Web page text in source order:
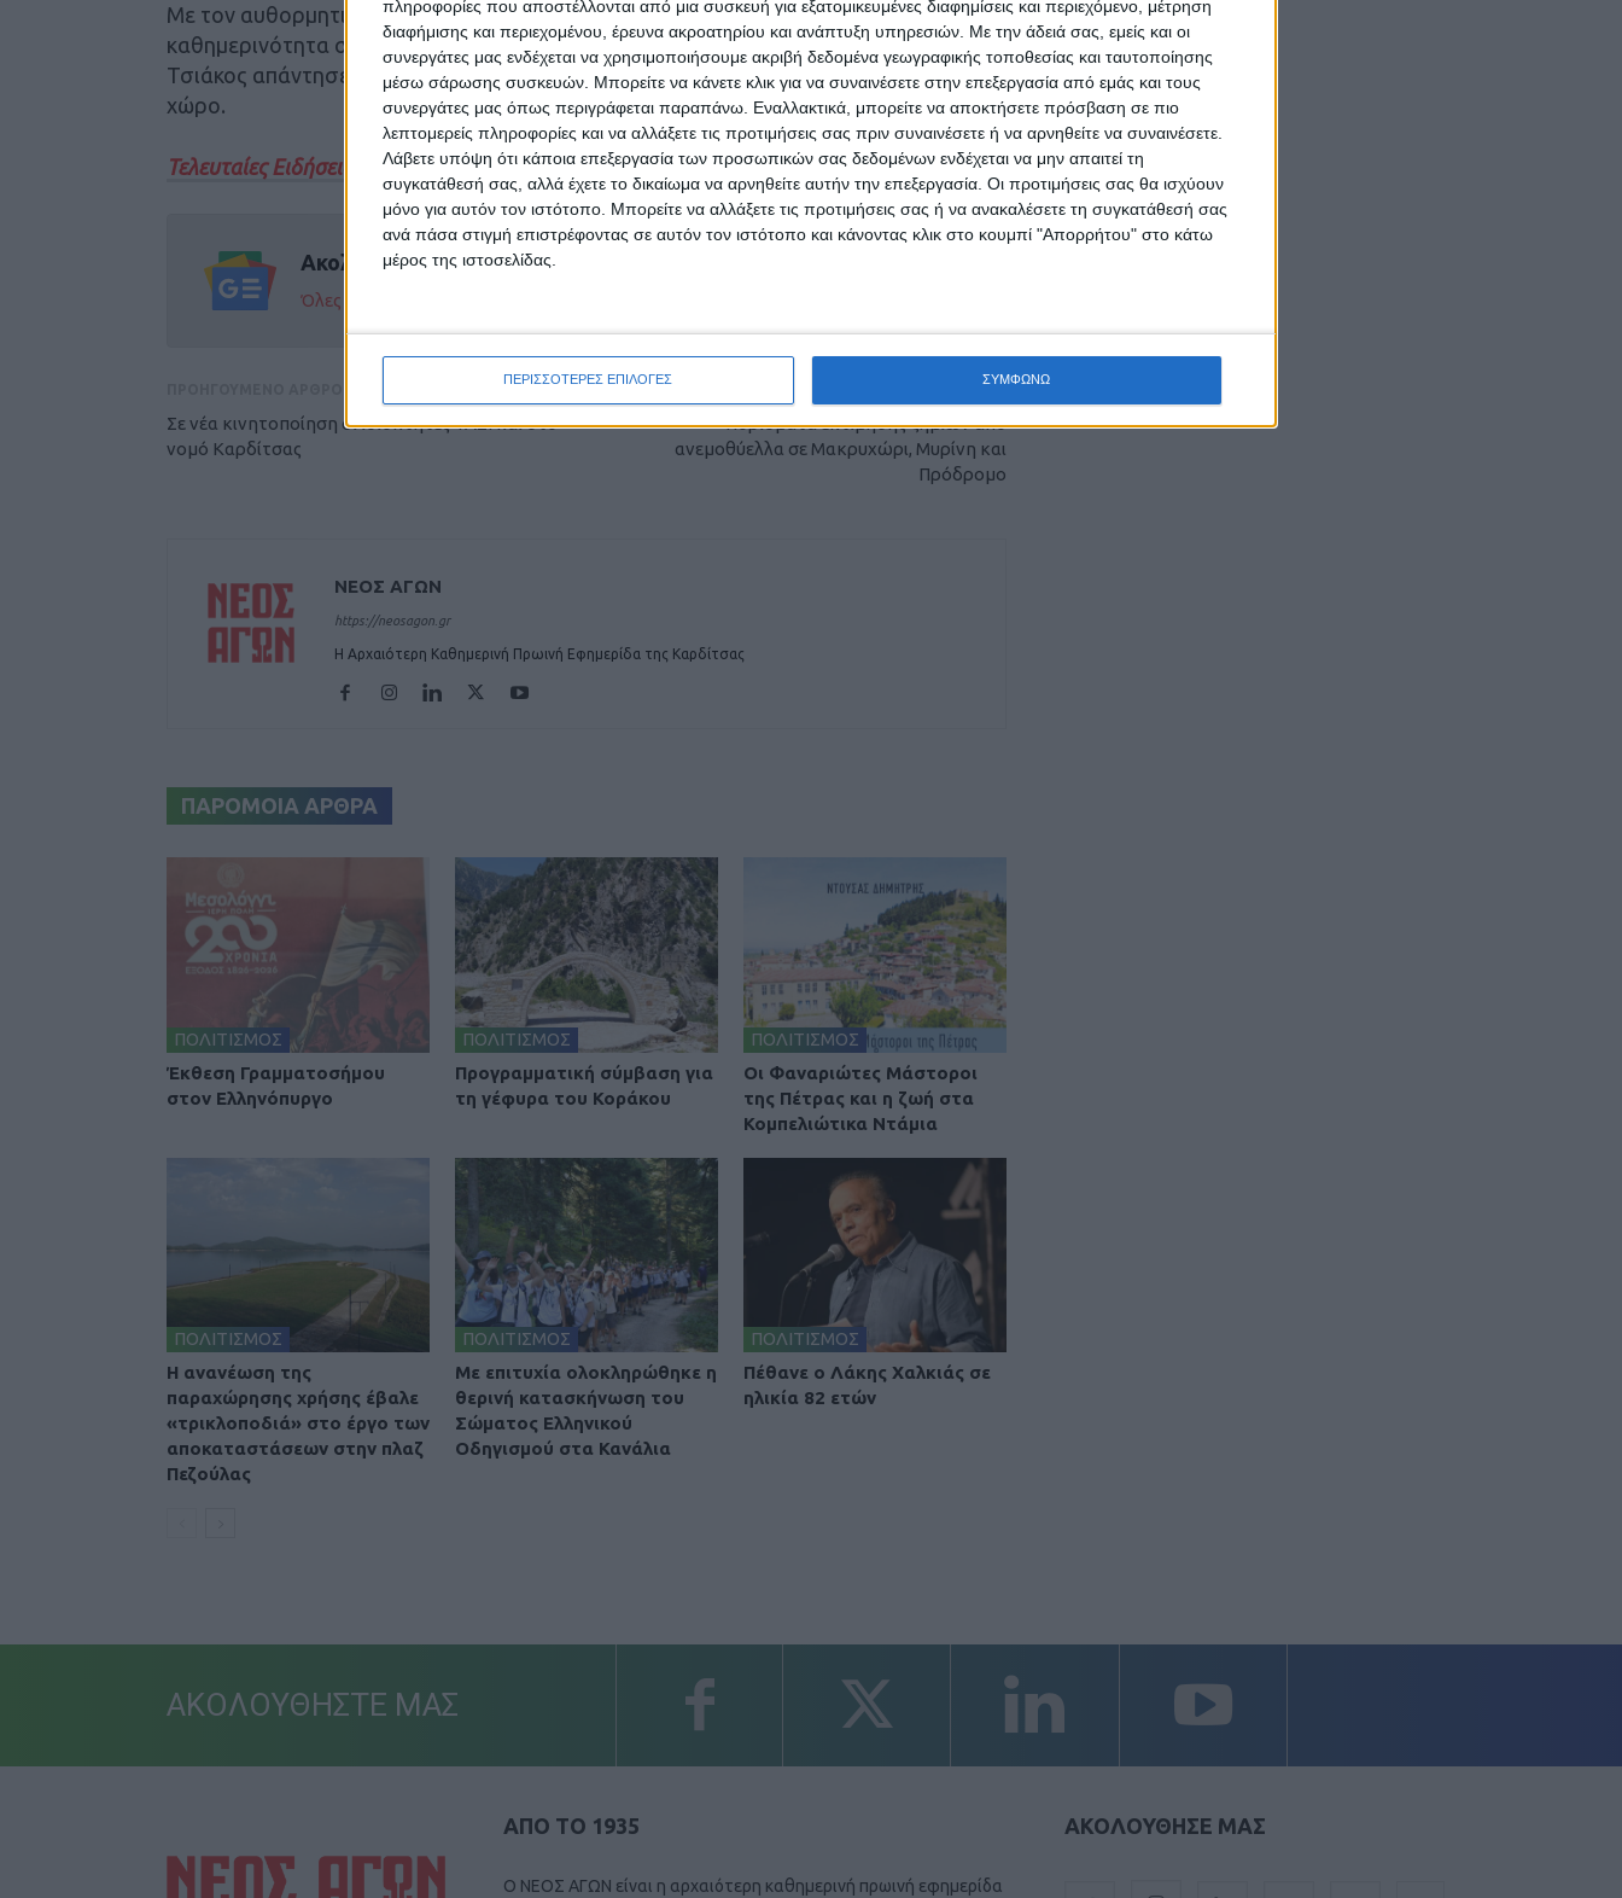
πληροφορίες που αποστέλλονται από μια συσκευή για εξατομικευμένες διαφημίσεις και περιεχόμενο, μέτρηση
διαφήμισης και περιεχομένου, έρευνα ακροατηρίου και ανάπτυξη υπηρεσιών. Με την άδειά σας, εμείς και οι
συνεργάτες μας ενδέχεται να χρησιμοποιήσουμε ακριβή δεδομένα γεωγραφικής τοποθεσίας και ταυτοποίησης
μέσω σάρωσης συσκευών. Μπορείτε να κάνετε κλικ για να συναινέσετε στην επεξεργασία από εμάς και τους
συνεργάτες μας όπως περιγράφεται παραπάνω. Εναλλακτικά, μπορείτε να αποκτήσετε πρόσβαση σε πιο
λεπτομερείς πληροφορίες και να αλλάξετε τις προτιμήσεις σας πριν συναινέσετε ή να αρνηθείτε να συναινέσετε.
Λάβετε υπόψη ότι κάποια επεξεργασία των προσωπικών σας δεδομένων ενδέχεται να μην απαιτεί τη
συγκατάθεσή σας, αλλά έχετε το δικαίωμα να αρνηθείτε αυτήν την επεξεργασία. Οι προτιμήσεις σας θα ισχύουν
μόνο για αυτόν τον ιστότοπο. Μπορείτε να αλλάξετε τις προτιμήσεις σας ή να ανακαλέσετε τη συγκατάθεσή σας
ανά πάσα στιγμή επιστρέφοντας σε αυτόν τον ιστότοπο και κάνοντας κλικ στο κουμπί "Απορρήτου" στο κάτω
μέρος της ιστοσελίδας.
ΠΕΡΙΣΣΟΤΕΡΕΣ ΕΠΙΛΟΓΕΣ ΣΥΜΦΩΝΩ
Με τον αυθορμητισμό της ηλικίας τους, οι μαθητές έθεσαν ερωτήσεις για την
καθημερινότητα στην πόλη και ζήτησαν-τί άλλο πάρκα και παιδικές χαρές… Ο κ.
Τσιάκος απάντησε σε όλους και επισήμανε τη σημασία του σεβασμού στον δημόσιο
χώρο.
Τελευταίες Ειδήσεις Σήμερα
Ακολούθησε την εφημερίδα ΝΕΟΣ ΑΓΩΝ στο Google News!
Όλες οι εξελίξεις στην περιοχή της Καρδίτσας και ευρύτερα της Θεσσαλίας
Σε νέα κινητοποίηση οι ιδιοκτήτες ΤΑΞΙ και στο
νομό Καρδίτσας
ΕΠΟΜΕΝΟ ΑΡΘΡΟ
Πορίσματα εκτίμησης ζημιών από
ανεμοθύελλα σε Μακρυχώρι, Μυρίνη και
Πρόδρομο
ΝΕΟΣ ΑΓΩΝ
https://neosagon.gr
Η Αρχαιότερη Καθημερινή Πρωινή Εφημερίδα της Καρδίτσας
ΠΑΡΟΜΟΙΑ ΑΡΘΡΑ
ΠΟΛΙΤΙΣΜΟΣ
Έκθεση Γραμματοσήμου
στον Ελληνόπυργο
ΠΟΛΙΤΙΣΜΟΣ
Προγραμματική σύμβαση για
τη γέφυρα του Κοράκου
ΠΟΛΙΤΙΣΜΟΣ
Οι Φαναριώτες Μάστοροι
της Πέτρας και η ζωή στα
Κομπελιώτικα Ντάμια
ΠΟΛΙΤΙΣΜΟΣ
Η ανανέωση της
παραχώρησης χρήσης έβαλε
«τρικλοποδιά» στο έργο των
αποκαταστάσεων στην πλαζ
Πεζούλας
ΠΟΛΙΤΙΣΜΟΣ
Με επιτυχία ολοκληρώθηκε η
θερινή κατασκήνωση του
Σώματος Ελληνικού
Οδηγισμού στα Κανάλια
ΠΟΛΙΤΙΣΜΟΣ
Πέθανε ο Λάκης Χαλκιάς σε
ηλικία 82 ετών
ΑΚΟΛΟΥΘΗΣΤΕ ΜΑΣ
ΑΠΟ ΤΟ 1935
Ο ΝΕΟΣ ΑΓΩΝ είναι η αρχαιότερη καθημερινή πρωινή εφημερίδα
ΑΚΟΛΟΥΘΗΣΕ ΜΑΣ